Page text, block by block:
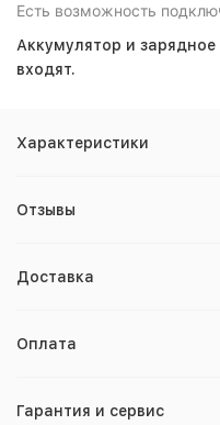
Есть возможность
Аккумулятор и
входят.
Характеристики
Отзывы
Доставка
Оплата
Гарантия и сервис